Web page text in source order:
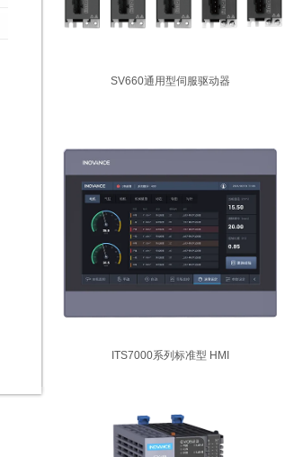
SV660通用型伺服驱动器
ITS7000系列标准型 HMI